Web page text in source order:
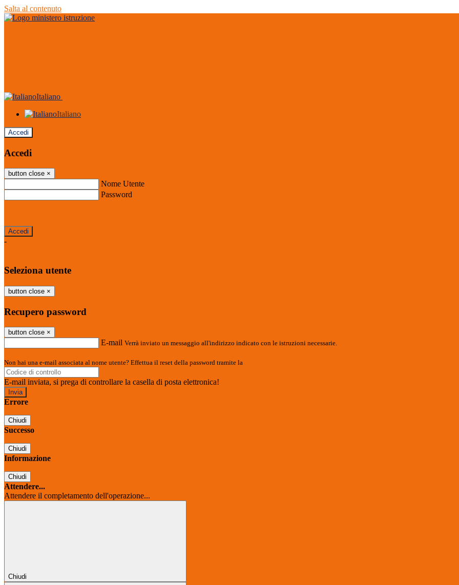
Salta al contenuto
Italiano
Italiano
Accedi
Accedi
button close ×
Nome Utente
Password
-
Seleziona utente
button close ×
Recupero password
button close ×
E-mail Verrà inviato un messaggio all'indirizzo indicato con le istruzioni necessarie.
Non hai una e-mail associata al nome utente? Effettua il reset della password tramite la
E-mail inviata, si prega di controllare la casella di posta elettronica!
Errore
Chiudi
Successo
Chiudi
Informazione
Chiudi
Attendere...
Attendere il completamento dell'operazione...
Chiudi